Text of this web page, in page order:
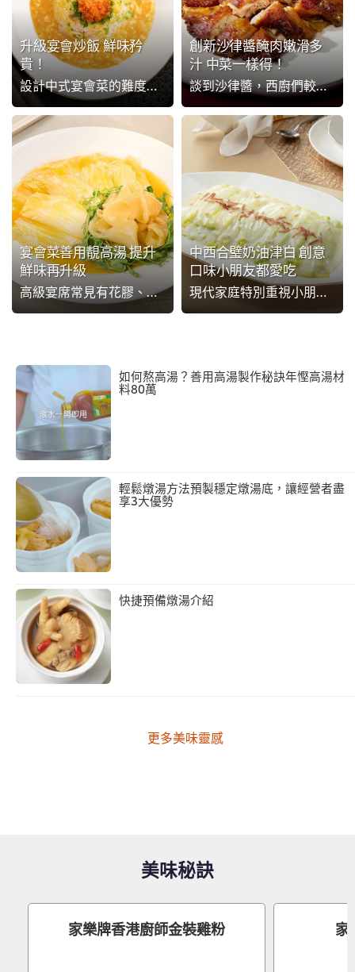
升級宴會炒飯 鮮味矜
貴！
設計中式宴會菜的難度之處，在於需要賣相矜貴，又能同時大量出餐，最好還能帶給赴宴客人驚喜，才不失禮主人家。談到最新的【未來菜單】，「聯合利華飲食策劃」聯合全球250位專業主廚創造食譜，當中不少都追求跨國界滋味！這元素如何能應用到現今的中式宴會菜中呢？
創新沙律醬醃肉嫩滑多
汁 中菜一樣得！
談到沙律醬，西廚們較多會用於冷盤，中菜則常用於炒成沙拉骨一類經典菜式，但其實沙律醬還有個隱藏功能，讓它成為肉類好拍檔，方便炮製宴席菜式，快快學起來吧！
宴會菜善用靚高湯 提升
鮮味再升級
高級宴席常見有花膠、海參及鮑魚等上等食材，其中不少雖然食材價高，但本身味道卻並不豐富，需要靠大廚巧手技藝，並配以其他食材帶出味道層次。此時，高湯就成為了提升菜式底味的精髓，當起大廚們的好幫手。
中西合璧奶油津白 創意
口味小朋友都愛吃
現代家庭特別重視小朋友的健康，飲食均衡至關重要，然而，孩童一般不愛吃蔬菜的問題仍然嚴重，因此，若能炮製出一款入口香滑，同時清新鮮甜的鮮蔬菜式，自然會成為家庭食客餐桌上的熱門之選！本篇就以中西合璧之法，讓經典的家庭菜式變成新派口味，吸引年輕家庭享用。
如何熬高湯？善用高湯製作秘訣年慳高湯材
料80萬
輕鬆燉湯方法預製穩定燉湯底，讓經營者盡
享3大優勢
快捷預備燉湯介紹
更多美味靈感
美味秘訣
家樂牌香港廚師金裝雞粉 家